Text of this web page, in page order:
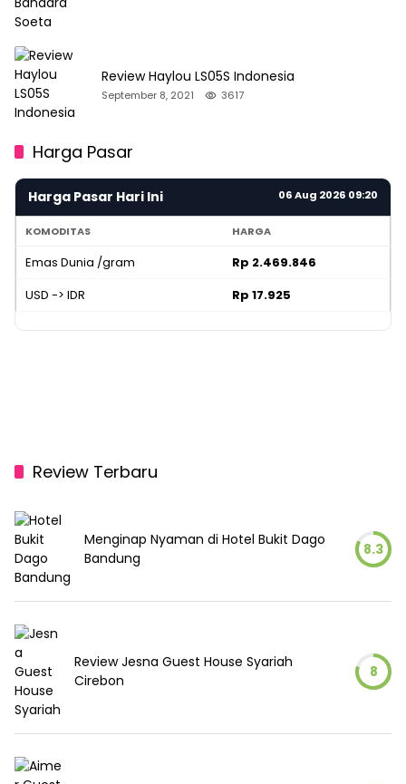
Review Haylou LS05S Indonesia
September 8, 2021 3617
Harga Pasar
Harga Pasar Hari Ini 06 Aug 2026 09:20
KOMODITAS HARGA
Emas Dunia /gram
Rp 2.469.846
USD -> IDR
Rp 17.925
Review Terbaru
Menginap Nyaman di Hotel Bukit Dago
Bandung
8.3
Review Jesna Guest House Syariah
Cirebon
8